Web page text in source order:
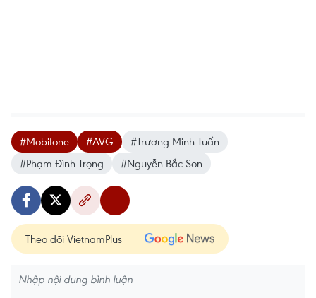
#Mobifone #AVG
#Trương Minh Tuấn
#Phạm Đình Trọng
#Nguyễn Bắc Son
Theo dõi VietnamPlus